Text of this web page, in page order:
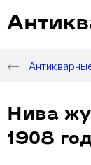
Нива
1908